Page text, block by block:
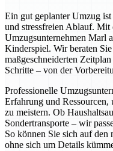
Ein gut geplanter Umzug
und stressfreien Ablauf. Mit
Umzugsunternehmen Marl
Kinderspiel. Wir beraten
maßgeschneiderten
Schritte – von der
Professionelle
Erfahrung und Ressourcen,
zu meistern. Ob
Sondertransporte – wir
So können Sie sich auf den
ohne sich um Details